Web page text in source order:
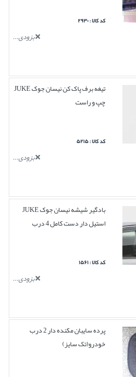
کد کالا : ۲۹۳۰
بزودی...
تیغه برف پاک کن نیسان جوک JUKE
چپ و راست
کد کالا : ۵۲۱۵
بزودی...
بادگیر شیشه نیسان جوک JUKE
استیل دار دست کامل 4 درب
کد کالا : ۱۵۶۱
بزودی...
پرده سایبان مکنده دار 2 درب
خودرو(تک سایز)